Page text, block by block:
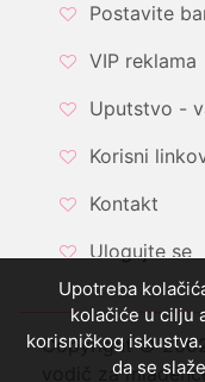
Postavite
VIP reklama
Uputstvo -
Korisni
Kontakt
Ulogujte se
Copyright ©
vodič za
Upotreba
kolačiće u cilju
korisničkog
da se